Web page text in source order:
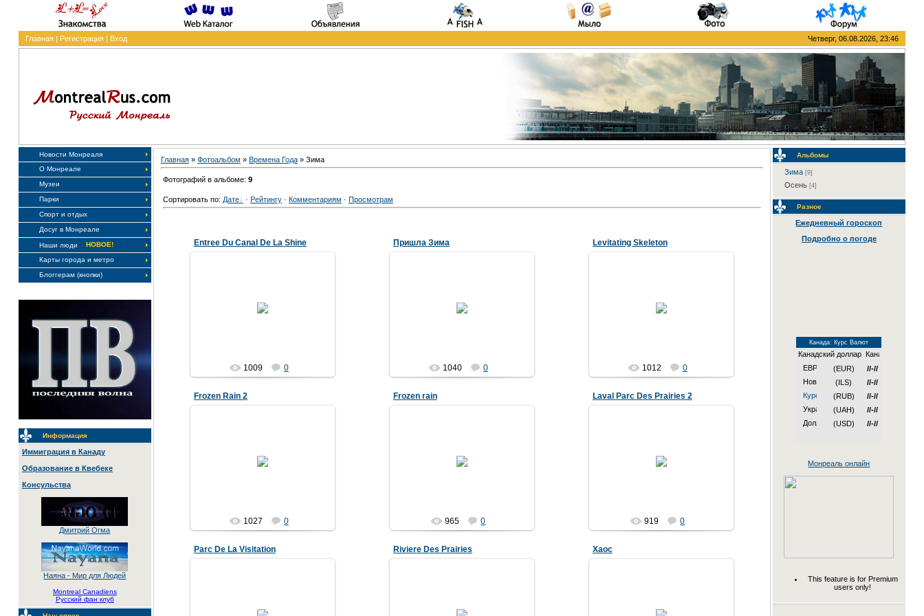
Главная| Регистрация| Вход Четверг, 06.08.2026, 23:46
Новости Монреаля
О Монреале
Музеи
Парки
Спорт и отдых
Досуг в Монреале
Наши люди
НОВОЕ!
Карты города и метро
Блоггерам (кнопки)
Информация
Иммиграция в Канаду
Образование в Квебеке
Консульства
Дмитрий Огма
Наяна - Мир для Людей
Montreal Canadiens
Русский фан клуб
Главная» Фотоальбом » Времена Года» Зима
Фотографий в альбоме: 9
Сортировать по: Дате · Рейтингу· Комментариям · Просмотрам
Entree Du Canal De La Shine
08.02.2007
1009 0
Пришла Зима
08.02.2007
1040 0
Levitating Skeleton
08.02.2007
1012 0
Frozen Rain 2
08.02.2007
1027 0
Frozen rain
08.02.2007
965 0
Laval Parc Des Prairies 2
08.02.2007
919 0
Parc De La Visitation
08.02.2007
Riviere Des Prairies
08.02.2007
Хаос
08.02.2007
Альбомы
Зима [9]
Осень [4]
Разное
Ежедневный гороскоп
Подробно о погоде
Канада: Курс Валют
Канадский доллар
(EUR)
//-//
(ILS)
//-//
(RUB)
//-//
(UAH)
//-//
(USD)
//-//
Монреаль онлайн
This feature is for Premium
users only!